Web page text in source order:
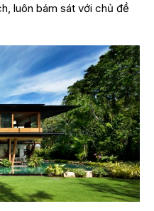
luôn bám sát với chủ đề